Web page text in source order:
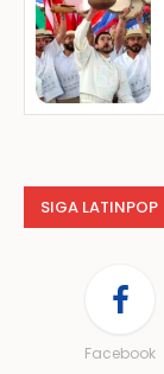
SIGA LATINPOP
Facebook